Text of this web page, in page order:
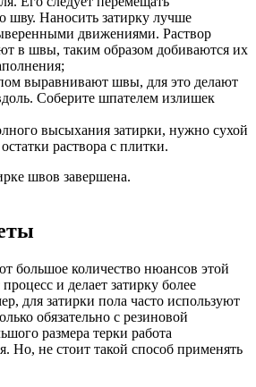
шву. Наносить затирку лучше
движениями. Раствор
в швы, таким образом добиваются их
выравнивают швы, для это делают
Соберите шпателем излишек
высыхания затирки, нужно сухой
раствора с плитки.
швов завершена.
большое количество нюансов этой
и делает затирку более
для затирки пола часто используют
обязательно с резиновой
размера терки работа
Но, не стоит такой способ применять